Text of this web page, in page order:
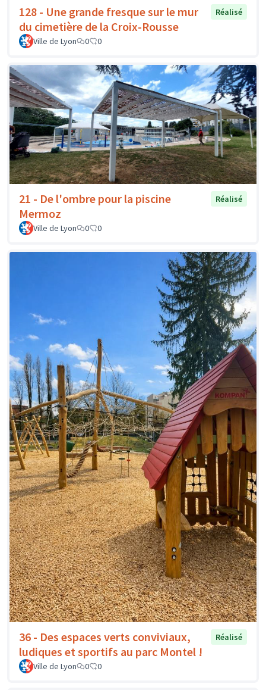
128 - Une grande fresque sur le mur
du cimetière de la Croix-Rousse
Réalisé
Ville de Lyon 0 0
21 - De l'ombre pour la piscine
Mermoz
Réalisé
Ville de Lyon 0 0
36 - Des espaces verts conviviaux,
ludiques et sportifs au parc Montel !
Réalisé
Ville de Lyon 0 0